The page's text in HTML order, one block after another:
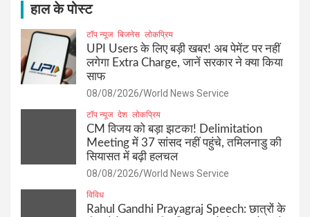
हाल के पोस्ट
टॉप न्यूज बिजनेस लोकप्रिय
UPI Users के लिए बड़ी खबर! अब पेमेंट पर नहीं
लगेगा Extra Charge, जानें सरकार ने क्या किया
साफ
08/08/2026 World News Service
टॉप न्यूज देश लोकप्रिय
CM विजय को बड़ा झटका! Delimitation
Meeting में 37 सांसद नहीं पहुंचे, तमिलनाडु की
सियासत में बढ़ी हलचल
08/08/2026 World News Service
विविध
Rahul Gandhi Prayagraj Speech: छात्रों के